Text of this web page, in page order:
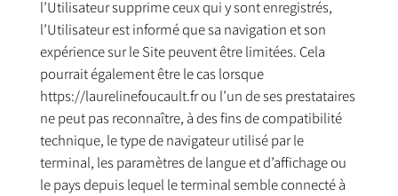
l’Utilisateur supprime ceux qui y sont enregistrés,
l’Utilisateur est informé que sa navigation et son
expérience sur le Site peuvent être limitées. Cela
pourrait également être le cas lorsque
https://laurelinefoucault.fr ou l’un de ses prestataires
ne peut pas reconnaître, à des fins de compatibilité
technique, le type de navigateur utilisé par le
terminal, les paramètres de langue et d’affichage ou
le pays depuis lequel le terminal semble connecté à